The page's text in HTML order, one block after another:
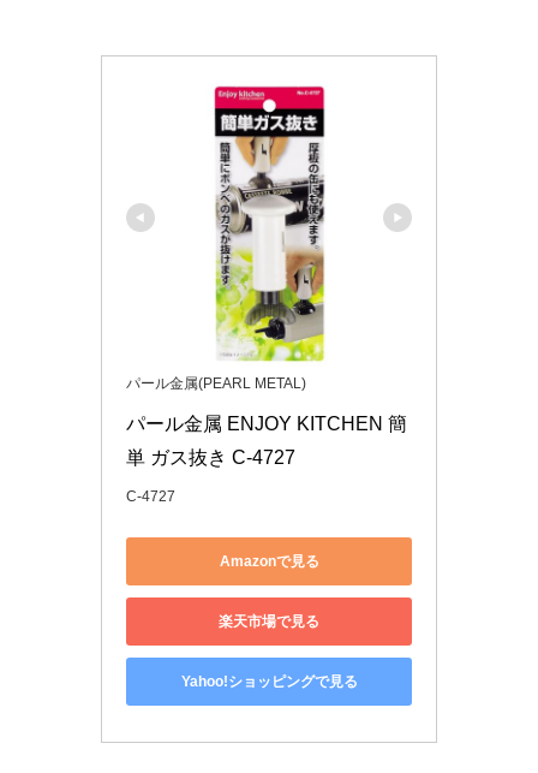
パール金属(PEARL METAL)
パール金属 ENJOY KITCHEN 簡
単 ガス抜き C-4727
C-4727
Amazonで見る
楽天市場で見る
Yahoo!ショッピングで見る